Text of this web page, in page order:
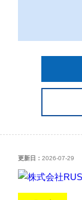
更新日： 2026-07-29